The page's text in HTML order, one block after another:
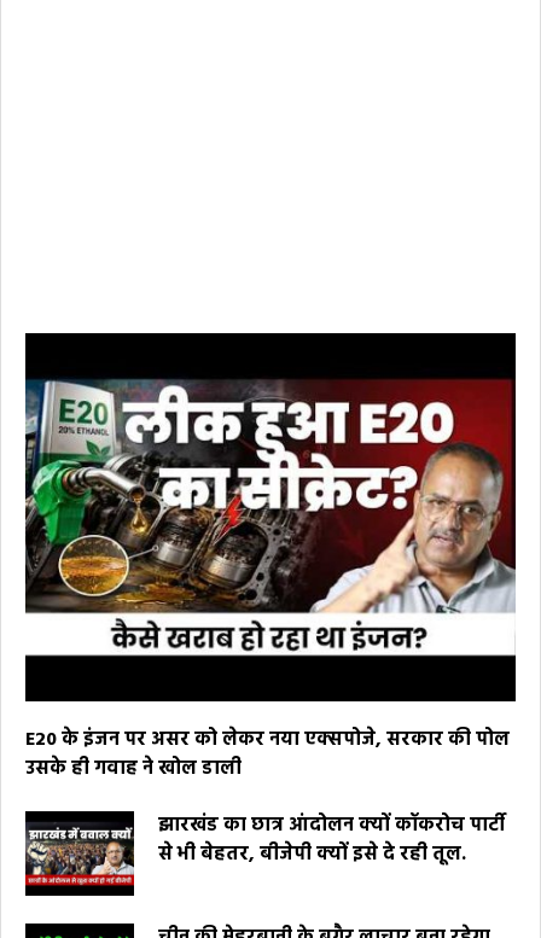
E20 के इंजन पर असर को लेकर नया एक्सपोजे, सरकार की पोल
उसके ही गवाह ने खोल डाली
झारखंड का छात्र आंदोलन क्यों कॉकरोच पार्टी
से भी बेहतर, बीजेपी क्यों इसे दे रही तूल.